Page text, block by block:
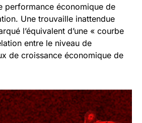
performance économique de
Une trouvaille inattendue
l’équivalent d’une « courbe
entre le niveau de
de croissance économique de